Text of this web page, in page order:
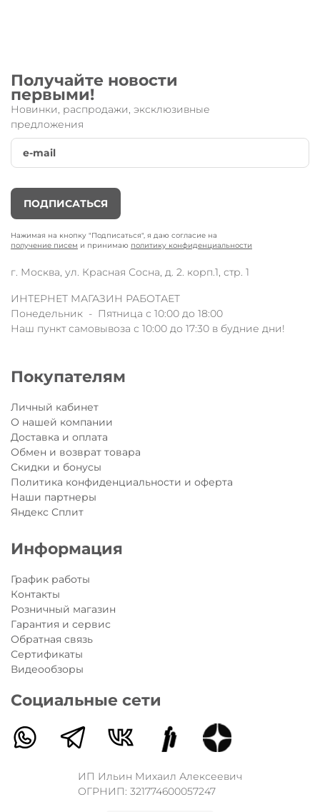
Получайте новости
первыми!
Новинки, распродажи, эксклюзивные
предложения
ПОДПИСАТЬСЯ
Нажимая на кнопку "Подписаться", я даю согласие на
получение писем и принимаю политику конфиденциальности
г. Москва, ул. Красная Сосна, д. 2. корп.1, стр. 1
ИНТЕРНЕТ МАГАЗИН РАБОТАЕТ
Понедельник - Пятница с 10:00 до 18:00
Наш пункт самовывоза с 10:00 до 17:30 в будние дни!
Покупателям
Личный кабинет
О нашей компании
Доставка и оплата
Обмен и возврат товара
Скидки и бонусы
Политика конфиденциальности и оферта
Наши партнеры
Яндекс Сплит
Информация
График работы
Контакты
Розничный магазин
Гарантия и сервис
Обратная связь
Сертификаты
Видеообзоры
Социальные сети
ИП Ильин Михаил Алексеевич
ОГРНИП: 321774600057247